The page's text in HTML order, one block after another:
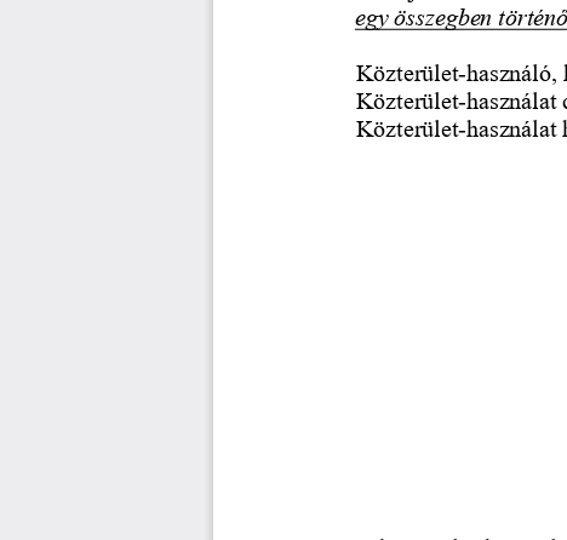
egy összegben
Közterület-használó,
Közterület-használat
Közterület-használat